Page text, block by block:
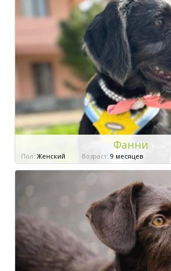
Фанни
Пол: Женский Возраст: 9 месяцев